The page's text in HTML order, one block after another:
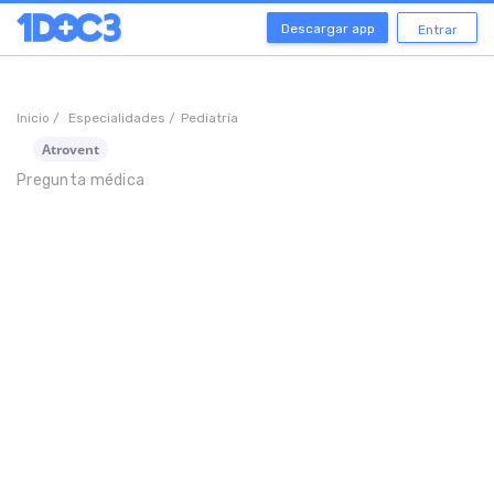
Descargar app Entrar
Inicio / Especialidades / Pediatría
Atrovent
Pregunta médica